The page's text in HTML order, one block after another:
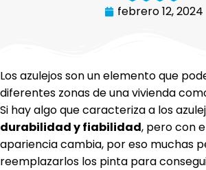
febrero 12, 2024
Los azulejos son un elemento que
diferentes zonas de una vivienda
Si hay algo que caracteriza a los
durabilidad y fiabilidad, pero con
apariencia cambia, por eso muchas
reemplazarlos los pinta para